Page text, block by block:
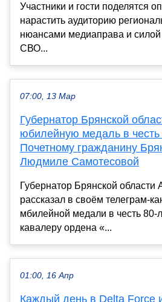
Участники и гости поделятся
нарастить аудиторию
нюансами медиаправа и
СВО...
07:00, 13 Мар
Губернатор Брянской
юбилейную медаль в
Почетному гражданину
Людмиле Самотесовой
Губернатор Брянской области
рассказал в своём телеграм-
мбилейной медали в честь 80-
кавалеру ордена «...
01:00, 16 Апр
Каждый день в Delta Force